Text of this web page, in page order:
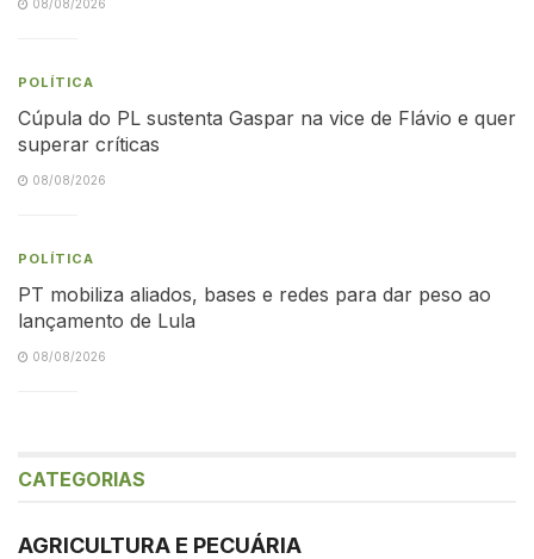
08/08/2026
POLÍTICA
Cúpula do PL sustenta Gaspar na vice de Flávio e quer
superar críticas
08/08/2026
POLÍTICA
PT mobiliza aliados, bases e redes para dar peso ao
lançamento de Lula
08/08/2026
CATEGORIAS
AGRICULTURA E PECUÁRIA